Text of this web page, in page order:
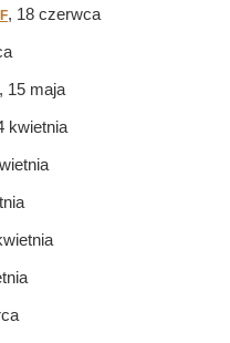
, 18 czerwca
, 15 maja
kwietnia